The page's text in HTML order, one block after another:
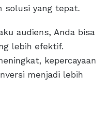
solusi yang tepat.
audiens, Anda bisa
lebih efektif.
kepercayaan
menjadi lebih